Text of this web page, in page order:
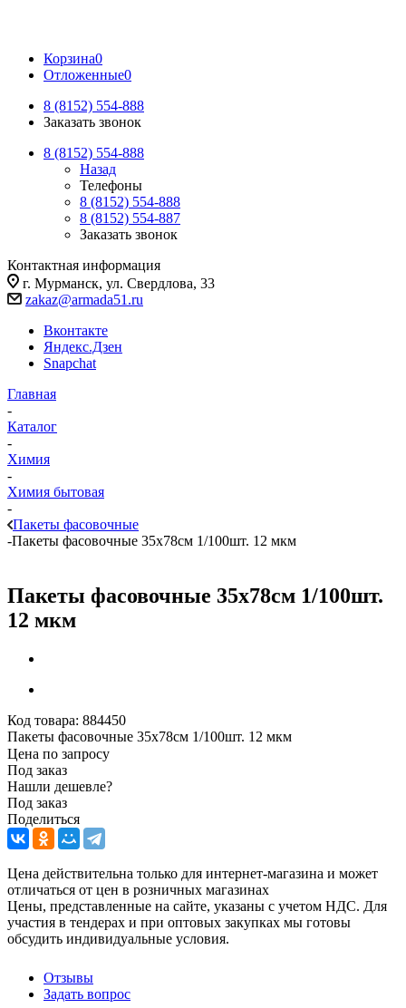
Корзина0
Отложенные0
8 (8152) 554-888
Заказать звонок
8 (8152) 554-888
Назад
Телефоны
8 (8152) 554-888
8 (8152) 554-887
Заказать звонок
Контактная информация
г. Мурманск, ул. Свердлова, 33
zakaz@armada51.ru
Вконтакте
Яндекс.Дзен
Snapchat
Главная
-
Каталог
-
Химия
-
Химия бытовая
-
Пакеты фасовочные
-Пакеты фасовочные 35х78см 1/100шт. 12 мкм
Пакеты фасовочные 35х78см 1/100шт.
12 мкм
Код товара: 884450
Пакеты фасовочные 35х78см 1/100шт. 12 мкм
Цена по запросу
Под заказ
Нашли дешевле?
Под заказ
Поделиться
Цена действительна только для интернет-магазина и может
отличаться от цен в розничных магазинах
Цены, представленные на сайте, указаны с учетом НДС. Для
участия в тендерах и при оптовых закупках мы готовы
обсудить индивидуальные условия.
Отзывы
Задать вопрос